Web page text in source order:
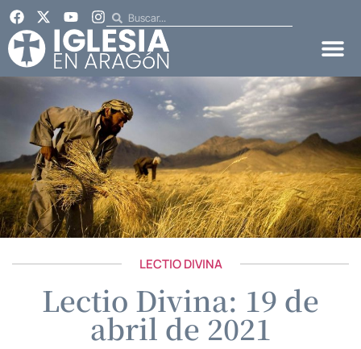
LECTIO DIVINA
Lectio Divina: 19 de
abril de 2021